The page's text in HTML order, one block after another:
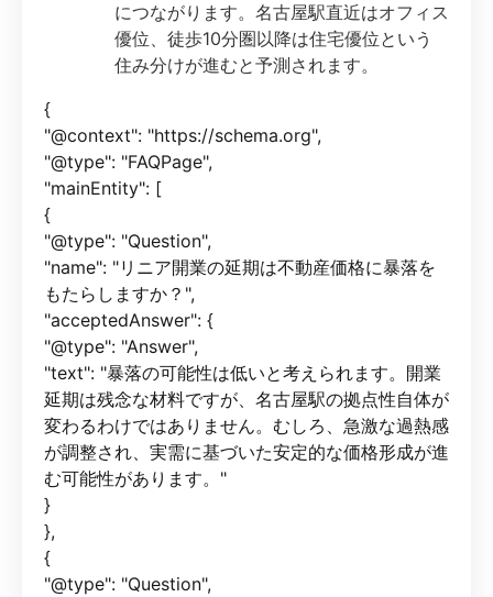
につながります。名古屋駅直近はオフィス
優位、徒歩10分圏以降は住宅優位という
住み分けが進むと予測されます。
{
"@context": "https://schema.org",
"@type": "FAQPage",
"mainEntity": [
{
"@type": "Question",
"name": "リニア開業の延期は不動産価格に暴落を
もたらしますか？",
"acceptedAnswer": {
"@type": "Answer",
"text": "暴落の可能性は低いと考えられます。開業
延期は残念な材料ですが、名古屋駅の拠点性自体が
変わるわけではありません。むしろ、急激な過熱感
が調整され、実需に基づいた安定的な価格形成が進
む可能性があります。"
}
},
{
"@type": "Question",